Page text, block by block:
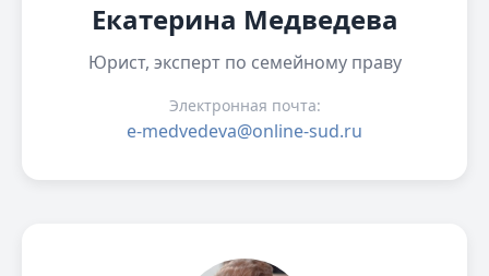
Екатерина Медведева
Юрист, эксперт по семейному праву
Электронная почта:
e-medvedeva@online-sud.ru